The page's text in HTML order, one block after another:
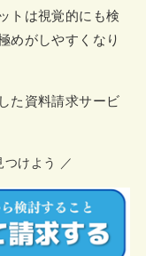
トは視覚的にも検
めがしやすくなり
た資料請求サービ
つけよう ／